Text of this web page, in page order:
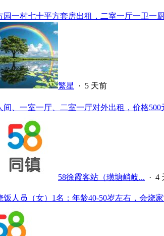
园一村七十平方套房出租，二室一厅一卫一
繁星 · 5 天前
间、一室一厅、二室一厅对外出租，价格
58徐霞客站（璜塘峭岐... · 4
人员（女）1名：年龄40-50岁左右，会烧